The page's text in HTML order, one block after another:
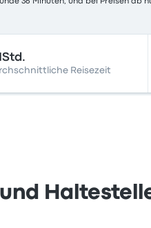
36 Minuten, und bei Preisen
Reisezeit